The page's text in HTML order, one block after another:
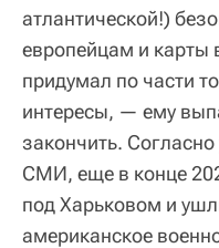
атлантической!)
европейцам и карты
придумал по части
интересы, — ему
закончить.
СМИ, еще в конце
под Харьковом и
американское